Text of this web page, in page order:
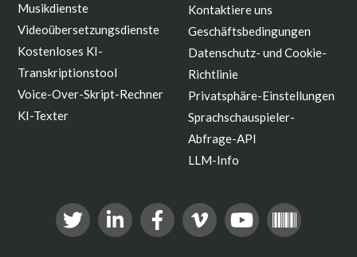
Musikdienste
Videoübersetzungsdienste
Kostenloses KI-
Transkriptionstool
Voice-Over-Skript-Rechner
KI-Texter
Kontaktiere uns
Geschäftsbedingungen
Datenschutz- und Cookie-
Richtlinie
Privatsphäre-Einstellungen
Sprachschauspieler-
Abfrage-API
LLM-Info